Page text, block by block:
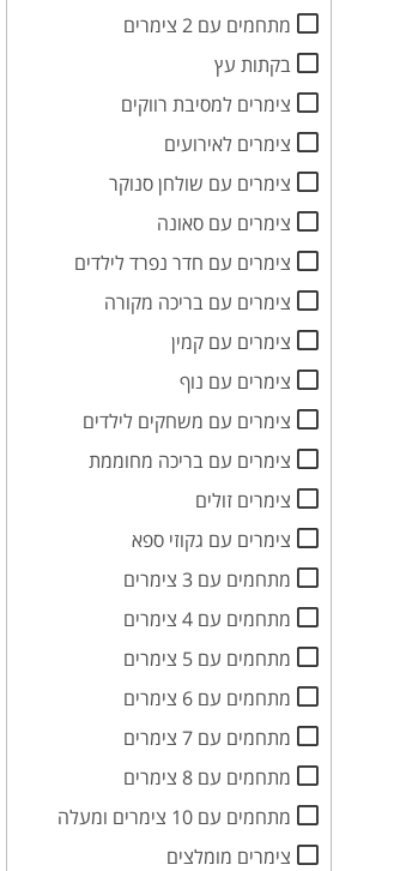
מתחמים עם 2 צימרים
בקתות עץ
צימרים למסיבת רווקים
צימרים לאירועים
צימרים עם שולחן סנוקר
צימרים עם סאונה
צימרים עם חדר נפרד לילדים
צימרים עם בריכה מקורה
צימרים עם קמין
צימרים עם נוף
צימרים עם משחקים לילדים
צימרים עם בריכה מחוממת
צימרים זולים
צימרים עם גקוזי ספא
מתחמים עם 3 צימרים
מתחמים עם 4 צימרים
מתחמים עם 5 צימרים
מתחמים עם 6 צימרים
מתחמים עם 7 צימרים
מתחמים עם 8 צימרים
מתחמים עם 10 צימרים ומעלה
צימרים מומלצים